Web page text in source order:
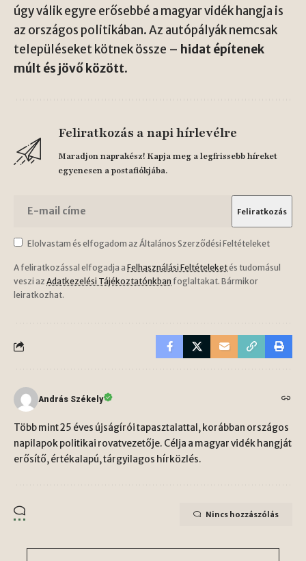
úgy válik egyre erősebbé a magyar vidék hangja is
az országos politikában. Az autópályák nemcsak
településeket kötnek össze – hidat építenek
múlt és jövő között.
Feliratkozás a napi hírlevélre
Maradjon naprakész! Kapja meg a legfrissebb híreket
egyenesen a postafiókjába.
Elolvastam és elfogadom az Általános Szerződési Feltételeket
A feliratkozással elfogadja a Felhasználási Feltételeketés tudomásul
veszi az Adatkezelési Tájékoztatónkban foglaltakat. Bármikor
leiratkozhat.
András Székely
Több mint 25 éves újságírói tapasztalattal, korábban országos
napilapok politikai rovatvezetője. Célja a magyar vidék hangját
erősítő, értékalapú, tárgyilagos hírközlés.
Nincs hozzászólás